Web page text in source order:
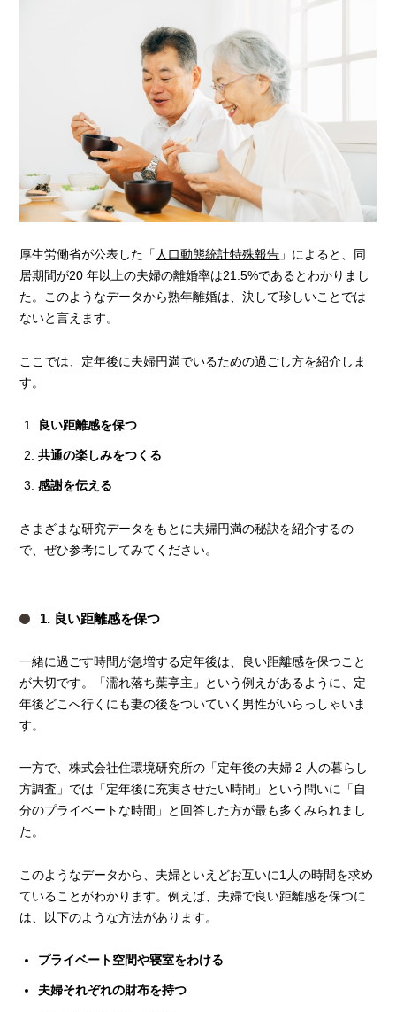
厚生労働省が公表した「 人口動態統計特殊報告 」によると、同
居期間が20 年以上の夫婦の離婚率は21.5%であるとわかりまし
た。このようなデータから熟年離婚は、決して珍しいことでは
ないと言えます。
ここでは、定年後に夫婦円満でいるための過ごし方を紹介しま
す。
良い距離感を保つ
共通の楽しみをつくる
感謝を伝える
さまざまな研究データをもとに夫婦円満の秘訣を紹介するの
で、ぜひ参考にしてみてください。
1. 良い距離感を保つ
一緒に過ごす時間が急増する定年後は、良い距離感を保つこと
が大切です。「濡れ落ち葉亭主」という例えがあるように、定
年後どこへ行くにも妻の後をついていく男性がいらっしゃいま
す。
一方で、株式会社住環境研究所の「定年後の夫婦 2 人の暮らし
方調査」では「定年後に充実させたい時間」という問いに「自
分のプライベートな時間」と回答した方が最も多くみられまし
た。
このようなデータから、夫婦といえどお互いに1人の時間を求め
ていることがわかります。例えば、夫婦で良い距離感を保つに
は、以下のような方法があります。
プライベート空間や寝室をわける
夫婦それぞれの財布を持つ